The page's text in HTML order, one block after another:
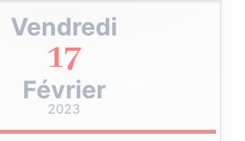
Vendredi
17
Février
2023